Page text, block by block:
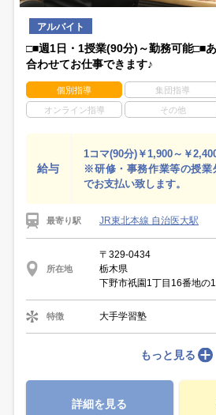
アルバイト
□■週1日・1授業(90分)～勤務可能□■
合わせてお仕事できます♪
個別指導 集団指導
オンライン指導 その他
給与
1コマ(90分)￥1,900～￥
※研修・事務作業等の授業
でお支払い致します。
最寄り駅 JR東北本線 自治医大駅
所在地
〒329-0434
栃木県
下野市祇園1丁目16番地の
特徴 大手学習塾
もっと見る
詳細を見る